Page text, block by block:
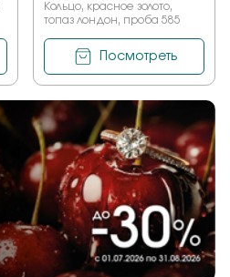
Кольцо, красное золото,
топаз лондон, проба 585
Посмотреть